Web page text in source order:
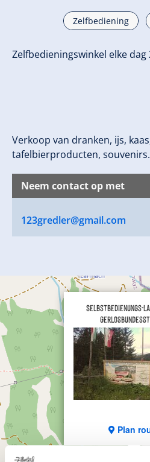
Zelfbediening
Zelfbedieningswinkel elke
Verkoop van dranken, ijs,
tafelbierproducten,
Neem contact op met
123gredler@gmail.com
Selbstbedienungs-
Plan